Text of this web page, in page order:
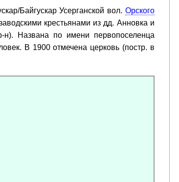
Байгускар Усерганской вол. Орского
крестьянами из дд. Анновка и
н). Названа по имени первопоселенца
В 1900 отмечена церковь (постр. в